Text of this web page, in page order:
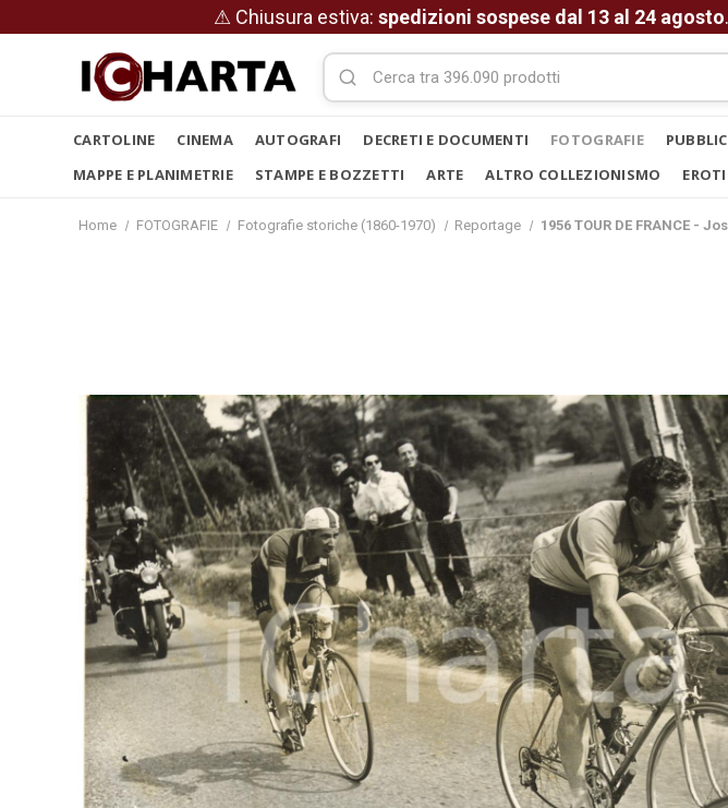
⚠ Chiusura estiva: spedizioni sospese dal 13 al 24 agosto
CARTOLINE CINEMA AUTOGRAFI DECRETI E DOCUMENTI FOTOGRAFIE
MAPPE E PLANIMETRIE
STAMPE E BOZZETTI ARTE ALTRO COLLEZIONISMO
Home FOTOGRAFIE Fotografie storiche (1860-1970) Reportage 1956 TOUR DE FRANCE -